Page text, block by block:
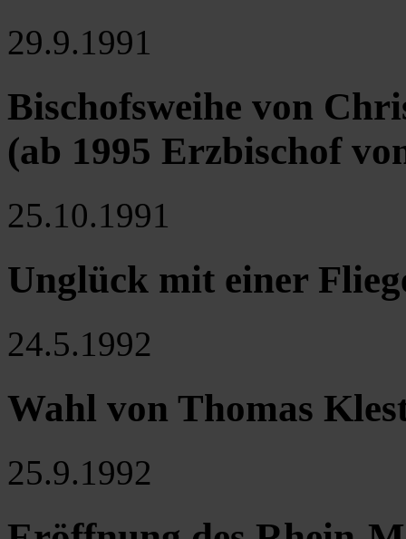
29.9.1991
Bischofsweihe von
(ab 1995 Erzbischof
25.10.1991
Unglück mit einer
24.5.1992
Wahl von Thomas
25.9.1992